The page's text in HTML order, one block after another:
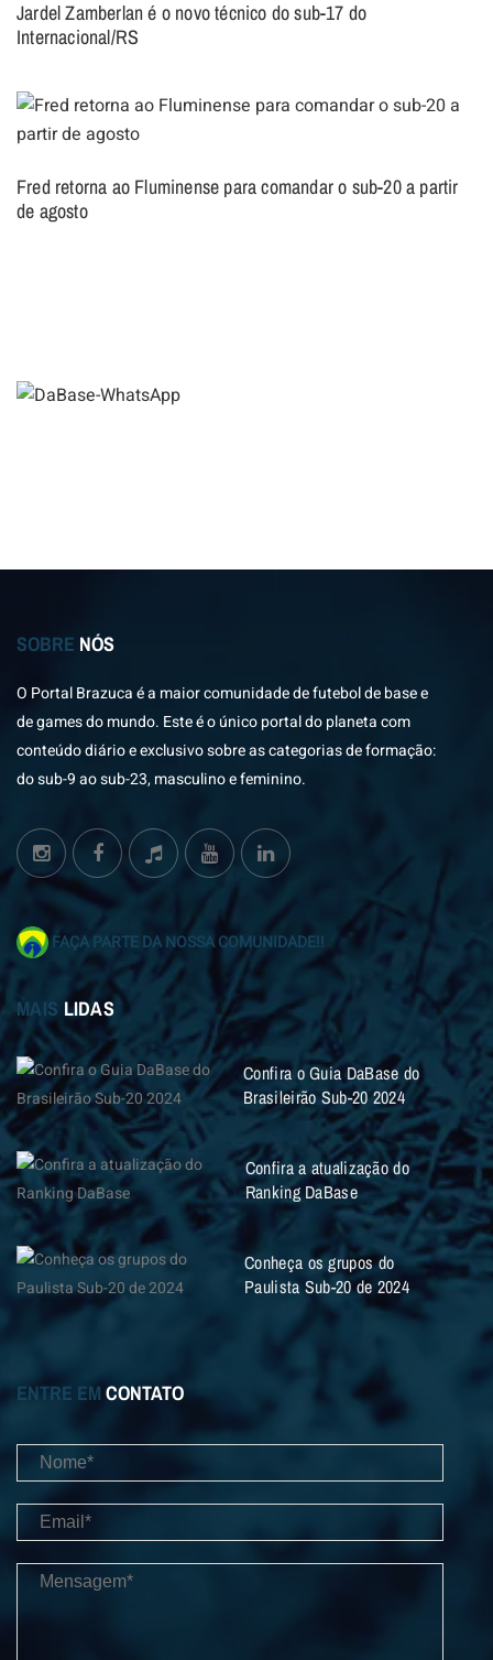
Jardel Zamberlan é o novo técnico do sub-17 do
Internacional/RS
Fred retorna ao Fluminense para comandar o sub-20 a partir
de agosto
SOBRE NÓS
O Portal Brazuca é a maior comunidade de futebol de base e
de games do mundo. Este é o único portal do planeta com
conteúdo diário e exclusivo sobre as categorias de formação:
do sub-9 ao sub-23, masculino e feminino.
FAÇA PARTE DA NOSSA COMUNIDADE!!
MAIS LIDAS
Confira o Guia DaBase do
Brasileirão Sub-20 2024
Confira a atualização do
Ranking DaBase
Conheça os grupos do
Paulista Sub-20 de 2024
ENTRE EM CONTATO